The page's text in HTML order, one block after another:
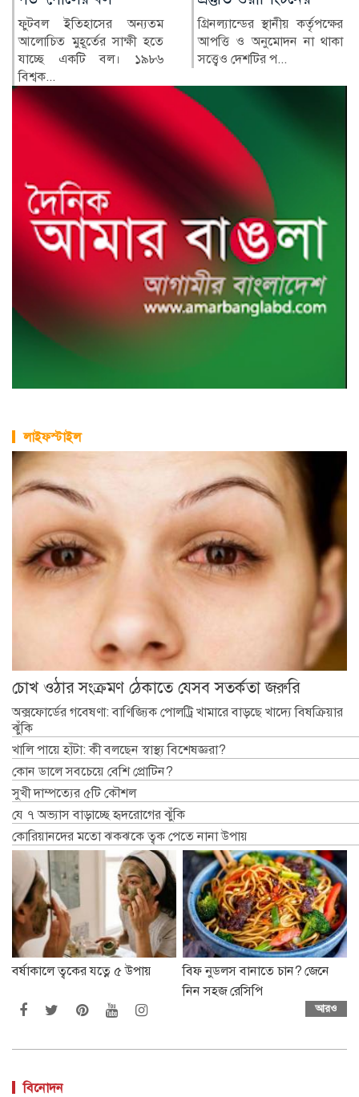
গ্রিনল্যান্ডের স্থানীয় কর্তৃপক্ষের
আপত্তি ও অনুমোদন না থাকা
সত্ত্বেও দেশটির প...
রাশিয়া ও ইউক্রেনের মধ্যে
শনিবার রাতভর পাল্টাপাল্টি
হামলায় অন্তত তিনজন নিহত
লাইফস্টাইল
চোখ ওঠার সংক্রমণ ঠেকাতে যেসব সতর্কতা জরুরি
অক্সফোর্ডের গবেষণা: বাণিজ্যিক পোলট্রি খামারে বাড়ছে খাদ্যে বিষক্রিয়ার
ঝুঁকি
খালি পায়ে হাঁটা: কী বলছেন স্বাস্থ্য বিশেষজ্ঞরা?
কোন ডালে সবচেয়ে বেশি প্রোটিন?
সুখী দাম্পত্যের ৫টি কৌশল
যে ৭ অভ্যাস বাড়াচ্ছে হৃদরোগের ঝুঁকি
কোরিয়ানদের মতো ঝকঝকে ত্বক পেতে নানা উপায়
বর্ষাকালে ত্বকের যত্নে ৫ উপায়
বিফ নুডলস বানাতে চান? জেনে
নিন সহজ রেসিপি
আরও
বিনোদন